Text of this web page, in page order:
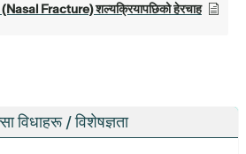
विधाहरू / विशेषज्ञता
(Nasal Fracture) शल्यक्रियापछिको हेरचाह